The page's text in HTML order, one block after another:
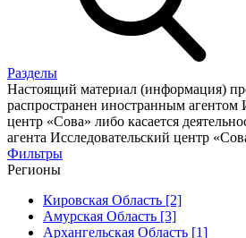
Разделы
Настоящий материал (информация)
распространен иностранным агентом
центр «Сова» либо касается
агента Исследовательский центр
Фильтры
Регионы
Кировская Область [2]
Амурская Область [3]
Архангельская Область [1]